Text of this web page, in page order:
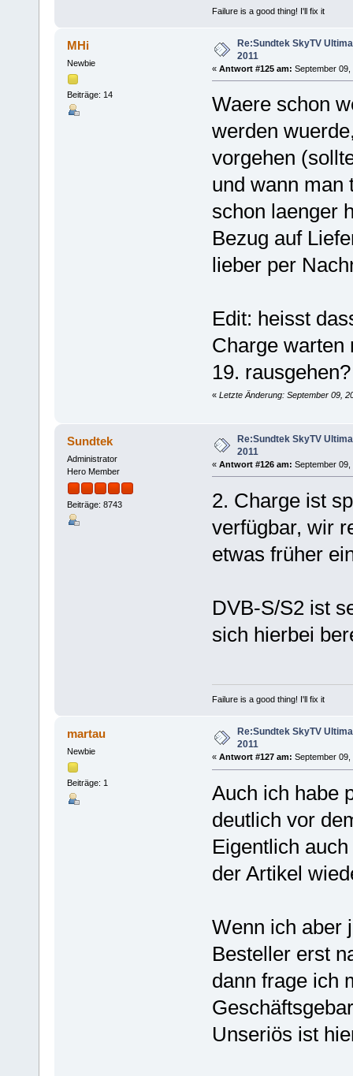
Failure is a good thing! I'll fix it
MHi
Newbie
Beiträge: 14
Re:Sundtek SkyTV
2011
« Antwort #125 am: September 09,
Waere schon
werden
vorgehen
und wann man
schon laenger
Bezug auf
lieber per
Edit: heisst
Charge warten
19. rausgehen?
« Letzte Änderung: September 09,
Sundtek
Administrator
Hero Member
Beiträge: 8743
Re:Sundtek SkyTV
2011
« Antwort #126 am: September 09,
2. Charge ist
verfügbar, wir
etwas früher
DVB-S/S2 ist
sich hierbei
Failure is a good thing! I'll fix it
martau
Newbie
Beiträge: 1
Re:Sundtek SkyTV
2011
« Antwort #127 am: September 09,
Auch ich habe
deutlich vor
Eigentlich
der Artikel
Wenn ich aber
Besteller erst
dann frage ich
Unseriös ist